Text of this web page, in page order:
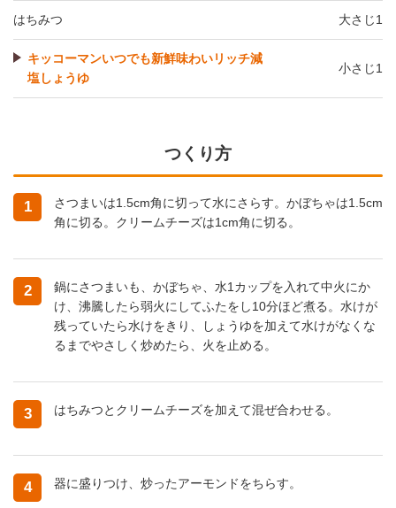
はちみつ 大さじ1
キッコーマンいつでも新鮮味わいリッチ減
塩しょうゆ
小さじ1
つくり方
1
さつまいは1.5cm角に切って水にさらす。かぼちゃは1.5cm
角に切る。クリームチーズは1cm角に切る。
2
鍋にさつまいも、かぼちゃ、水1カップを入れて中火にか
け、沸騰したら弱火にしてふたをし10分ほど煮る。水けが
残っていたら水けをきり、しょうゆを加えて水けがなくな
るまでやさしく炒めたら、火を止める。
3 はちみつとクリームチーズを加えて混ぜ合わせる。
4 器に盛りつけ、炒ったアーモンドをちらす。